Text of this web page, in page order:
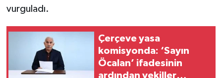
vurguladı.
Çerçeve yasa
komisyonda: ‘Sayın
Öcalan’ ifadesinin
ardından vekiller